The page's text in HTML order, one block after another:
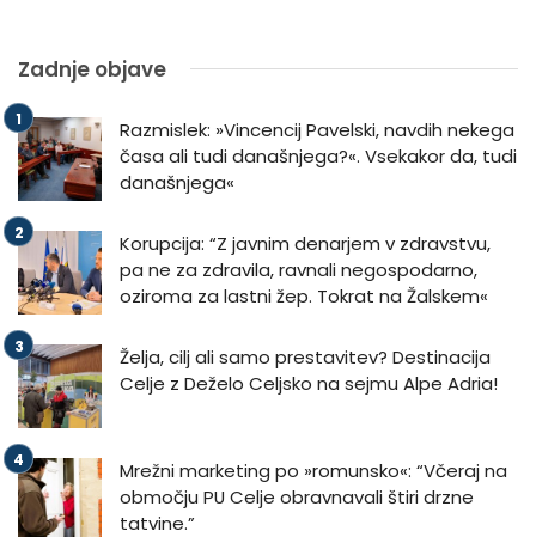
Zadnje objave
Razmislek: »Vincencij Pavelski, navdih nekega
časa ali tudi današnjega?«. Vsekakor da, tudi
današnjega«
Korupcija: “Z javnim denarjem v zdravstvu,
pa ne za zdravila, ravnali negospodarno,
oziroma za lastni žep. Tokrat na Žalskem«
Želja, cilj ali samo prestavitev? Destinacija
Celje z Deželo Celjsko na sejmu Alpe Adria!
Mrežni marketing po »romunsko«: “Včeraj na
območju PU Celje obravnavali štiri drzne
tatvine.”